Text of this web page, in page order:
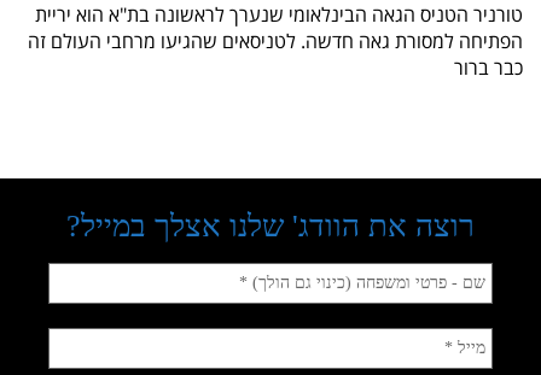
טורניר הטניס הגאה הבינלאומי שנערך לראשונה בת"א הוא יריית
הפתיחה למסורת גאה חדשה. לטניסאים שהגיעו מרחבי העולם זה
כבר ברור